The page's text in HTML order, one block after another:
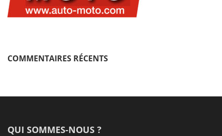
COMMENTAIRES RÉCENTS
QUI SOMMES-NOUS ?